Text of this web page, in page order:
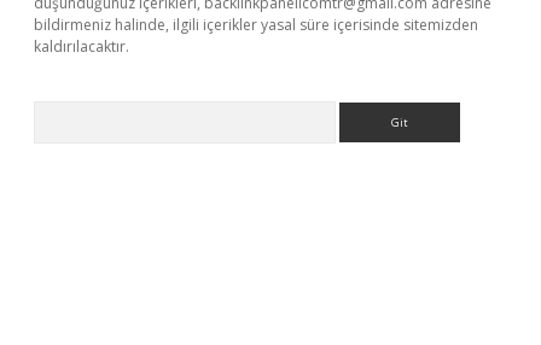
bildirmeniz halinde, ilgili içerikler yasal süre içerisinde sitemizden
kaldırılacaktır.